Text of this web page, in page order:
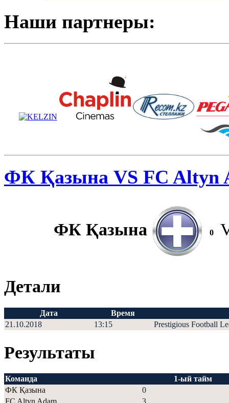
Наши партнеры:
ФК Қазына VS FC Altyn
ФК Қазына 0
Детали
Дата
Время
21.10.2018
13:15 Prestigious Football
Результаты
Команда
1-ый тайм
ФК Қазына
0
FC Altyn Adam
3